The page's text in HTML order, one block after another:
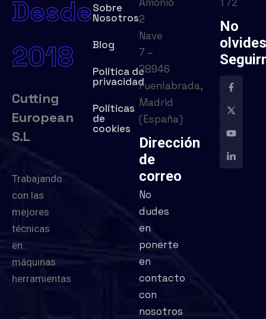
Desde
2018
Cutting
European
S.L
Trabajando
con las
mejores
técnicas
en
máquinas
herramientas
Sobre
Nosotros
Blog
Política de
privacidad
Políticas
de
cookies
2
Nave
7 –
28946
Fuenlabrada,
Madrid
(España)
Dirección
de
correo
No
dudes
en
ponerte
en
contacto
con
nosotros
No